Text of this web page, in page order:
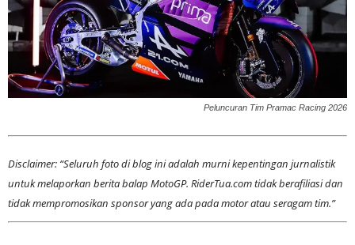
Peluncuran Tim Pramac Racing 2026
Disclaimer: “Seluruh foto di blog ini adalah murni kepentingan jurnalistik
untuk melaporkan berita balap MotoGP. RiderTua.com tidak berafiliasi dan
tidak mempromosikan sponsor yang ada pada motor atau seragam tim.”